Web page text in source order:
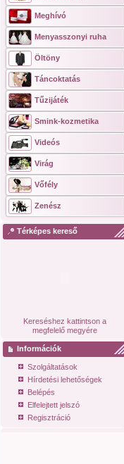
Meghívó
Menyasszonyi ruha
Öltöny
Táncoktatás
Tűzijáték
Smink-kozmetika
Videós
Virág
Vőfély
Zenész
Térképes kereső
Kereséshez kattintson a
megfelelő megyére
Információk
Szolgáltatások
Hírdetési lehetőségek
Belépés
Elfelejtett jelszó
Regisztráció